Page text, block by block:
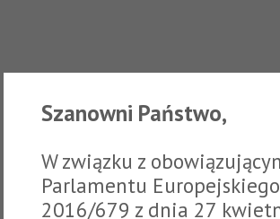
Szanowni Państwo,
W związku z
Parlamentu
2016/679 z dnia 27